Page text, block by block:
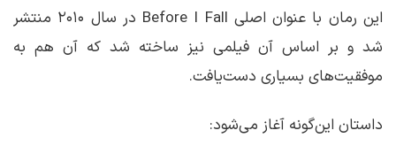
این رمان با عنوان اصلی Before I Fall در سال ۲۰۱۰ منتشر
شد و بر اساس آن فیلمی نیز ساخته شد که آن هم به
موفقیت‌های بسیاری دست‌یافت.
داستان این‌گونه آغاز می‌شود: